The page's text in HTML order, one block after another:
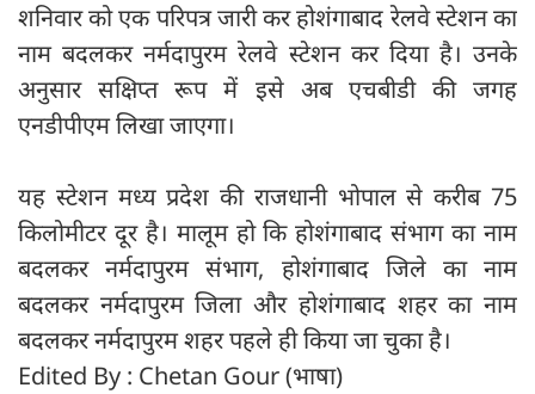
शनिवार को एक परिपत्र जारी कर होशंगाबाद रेलवे स्टेशन का
नाम बदलकर नर्मदापुरम रेलवे स्टेशन कर दिया है। उनके
अनुसार सक्षिप्त रूप में इसे अब एचबीडी की जगह
एनडीपीएम लिखा जाएगा।
यह स्टेशन मध्य प्रदेश की राजधानी भोपाल से करीब 75
किलोमीटर दूर है। मालूम हो कि होशंगाबाद संभाग का नाम
बदलकर नर्मदापुरम संभाग, होशंगाबाद जिले का नाम
बदलकर नर्मदापुरम जिला और होशंगाबाद शहर का नाम
बदलकर नर्मदापुरम शहर पहले ही किया जा चुका है।
Edited By : Chetan Gour (भाषा)